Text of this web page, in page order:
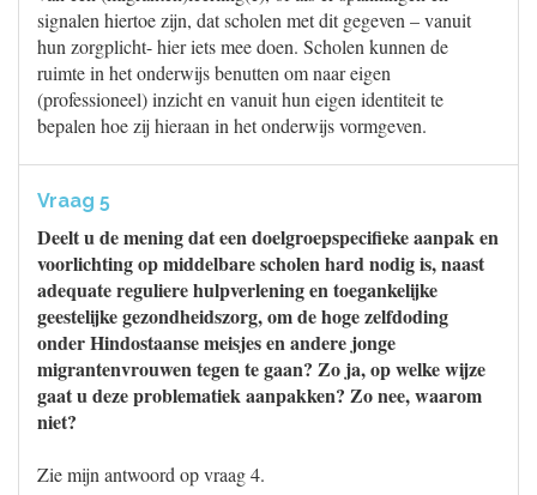
signalen hiertoe zijn, dat scholen met dit gegeven – vanuit
hun zorgplicht- hier iets mee doen. Scholen kunnen de
ruimte in het onderwijs benutten om naar eigen
(professioneel) inzicht en vanuit hun eigen identiteit te
bepalen hoe zij hieraan in het onderwijs vormgeven.
Vraag 5
Deelt u de mening dat een doelgroepspecifieke aanpak en
voorlichting op middelbare scholen hard nodig is, naast
adequate reguliere hulpverlening en toegankelijke
geestelijke gezondheidszorg, om de hoge zelfdoding
onder Hindostaanse meisjes en andere jonge
migrantenvrouwen tegen te gaan? Zo ja, op welke wijze
gaat u deze problematiek aanpakken? Zo nee, waarom
niet?
Zie mijn antwoord op vraag 4.